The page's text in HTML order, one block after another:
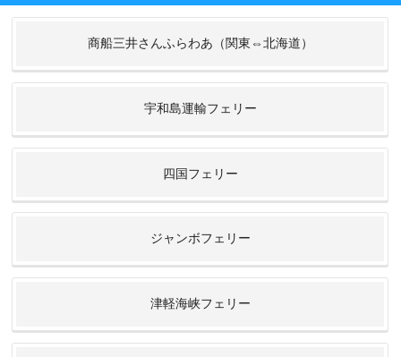
商船三井さんふらわあ（関東⇔北海道）
宇和島運輸フェリー
四国フェリー
ジャンボフェリー
津軽海峡フェリー